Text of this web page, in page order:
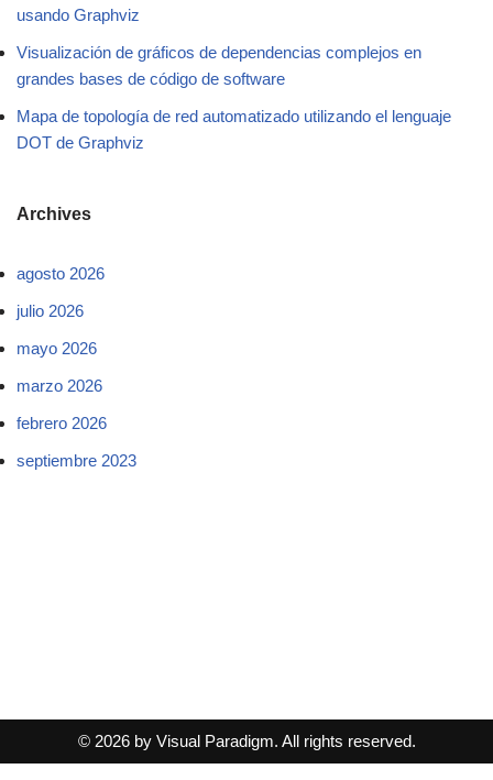
usando Graphviz
Visualización de gráficos de dependencias complejos en
grandes bases de código de software
Mapa de topología de red automatizado utilizando el lenguaje
DOT de Graphviz
Archives
agosto 2026
julio 2026
mayo 2026
marzo 2026
febrero 2026
septiembre 2023
© 2026 by Visual Paradigm. All rights reserved.